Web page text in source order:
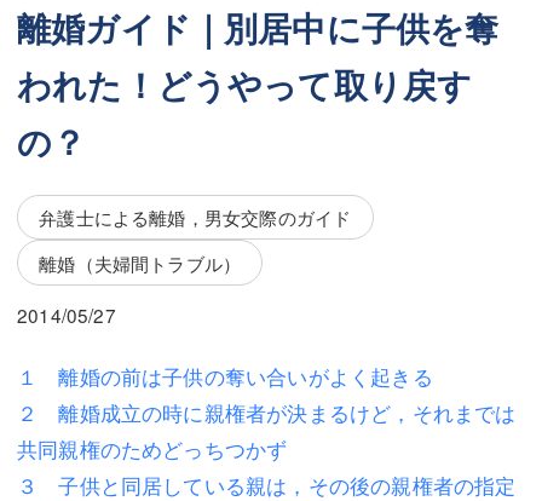
坂本 陽一
桶川 聡
三平 隆史
吉元 優仁
小川 祐
弁護士費用
不動産
相続・遺言
離婚（夫婦間トラブル）
坂本 陽一
桶川 聡
三平 隆史
吉元 優仁
弁護士費用
不動産
相続・遺言
離婚（夫婦間トラブル）
企業法務
離婚ガイド｜別居中に子供を奪
われた！どうやって取り戻す
の？
弁護士による離婚，男女交際のガイド
離婚（夫婦間トラブル）
2014/05/27
１ 離婚の前は子供の奪い合いがよく起きる
２ 離婚成立の時に親権者が決まるけど，それまでは
共同親権のためどっちつかず
３ 子供と同居している親は，その後の親権者の指定